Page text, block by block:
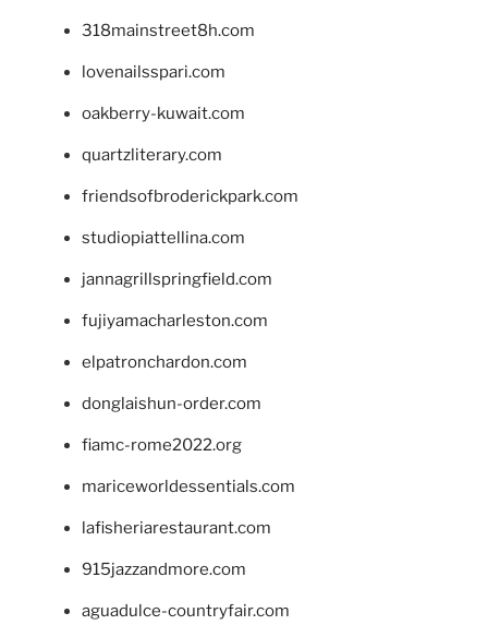
318mainstreet8h.com
lovenailsspari.com
oakberry-kuwait.com
quartzliterary.com
friendsofbroderickpark.com
studiopiattellina.com
jannagrillspringfield.com
fujiyamacharleston.com
elpatronchardon.com
donglaishun-order.com
fiamc-rome2022.org
mariceworldessentials.com
lafisheriarestaurant.com
915jazzandmore.com
aguadulce-countryfair.com